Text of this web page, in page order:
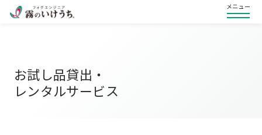
メニュー
お試し品貸出・
レンタルサービス